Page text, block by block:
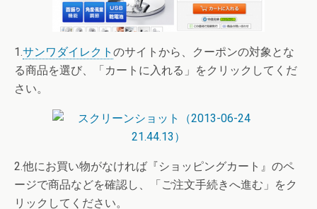
1.サンワダイレクト のサイトから、クーポンの対象とな
る商品を選び、「カートに入れる」をクリックしてくだ
さい。
2.他にお買い物がなければ『ショッピングカート』のペ
ージで商品などを確認し、「ご注文手続きへ進む」をク
リックしてください。